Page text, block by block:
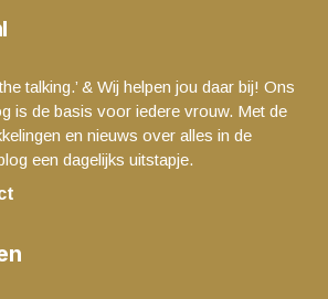
talking.’ & Wij helpen jou daar bij! Ons
is de basis voor iedere vrouw. Met de
en nieuws over alles in de
een dagelijks uitstapje.